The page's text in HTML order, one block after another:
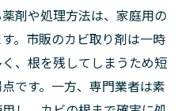
剤や処理方法は、家庭用の
。市販のカビ取り剤は一時
、根を残してしまうため短
です。一方、専門業者は素